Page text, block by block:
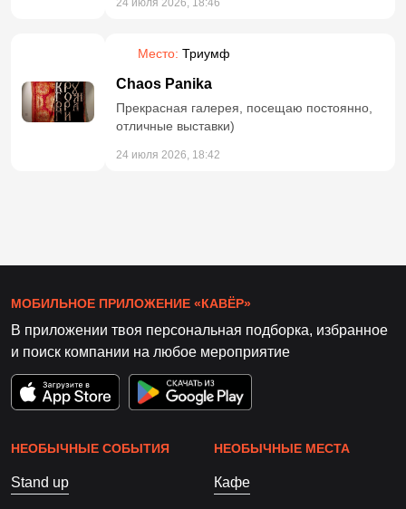
24 июля 2026, 18:46
Место: Триумф
Chaos Panika
Прекрасная галерея, посещаю постоянно,
отличные выставки)
24 июля 2026, 18:42
МОБИЛЬНОЕ ПРИЛОЖЕНИЕ «КАВЁР»
В приложении твоя персональная подборка, избранное
и поиск компании на любое мероприятие
НЕОБЫЧНЫЕ СОБЫТИЯ
Stand up
НЕОБЫЧНЫЕ МЕСТА
Кафе